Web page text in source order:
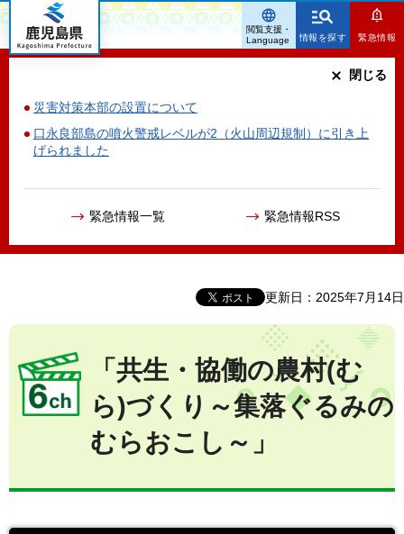
鹿児島県
情報を探す 緊急情報
災害対策本部の設置について
口永良部島の噴火警戒レベルが2（火山周辺規制）に引き上
げられました
緊急情報一覧 緊急情報RSS
閉じる
閲覧支援・
Language
更新日：2025年7月14日
「共生・協働の農村(む
ら)づくり～集落ぐるみの
むらおこし～」